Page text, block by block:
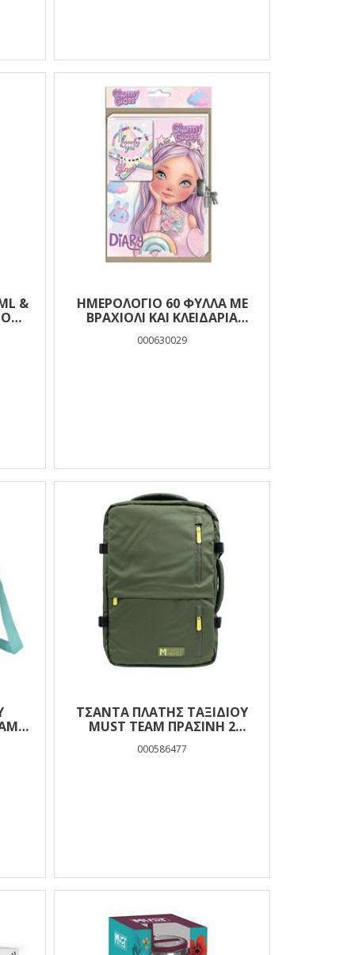
&
ΗΜΕΡΟΛΌΓΙΟ 60 ΦΎΛΛΑ ΜΕ
ΒΡΑΧΙΌΛΙ ΚΑΙ ΚΛΕΙΔΑΡΙΆ
000630029
ΤΣΆΝΤΑ ΠΛΆΤΗΣ ΤΑΞΙΔΊΟΥ
MUST TEAM ΠΡΆΣΙΝΗ 2
000586477